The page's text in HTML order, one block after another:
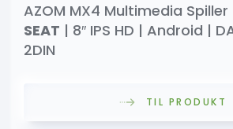
AZOM MX4 Multimedia Spiller
SEAT | 8″ IPS HD | Android |
2DIN
TIL PRODUKT